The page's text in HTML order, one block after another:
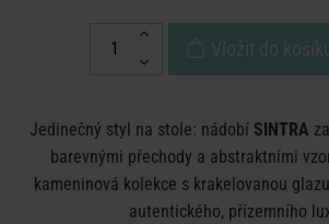
Vložit do
Jedinečný styl na stole: nádobí SINTRA
barevnými přechody a abstraktními
kameninová kolekce s krakelovanou
autentického, přízemního